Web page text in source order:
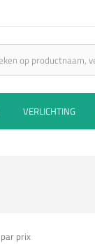
VERLICHTING
par prix